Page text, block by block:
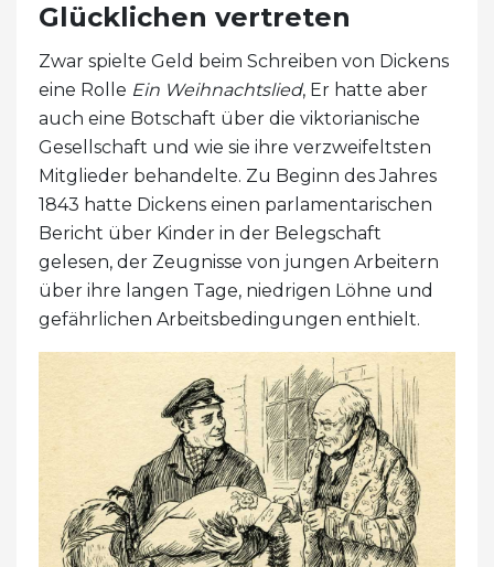
Glücklichen vertreten
Zwar spielte Geld beim Schreiben von Dickens
eine Rolle Ein Weihnachtslied, Er hatte aber
auch eine Botschaft über die viktorianische
Gesellschaft und wie sie ihre verzweifeltsten
Mitglieder behandelte. Zu Beginn des Jahres
1843 hatte Dickens einen parlamentarischen
Bericht über Kinder in der Belegschaft
gelesen, der Zeugnisse von jungen Arbeitern
über ihre langen Tage, niedrigen Löhne und
gefährlichen Arbeitsbedingungen enthielt.